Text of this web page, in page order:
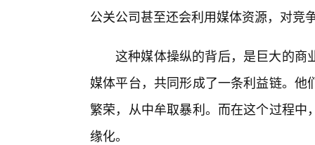
公关公司甚至还会利用媒体资源，对竞
这种媒体操纵的背后，是巨大的商
媒体平台，共同形成了一条利益链。
繁荣，从中牟取暴利。而在这个过程
缘化。